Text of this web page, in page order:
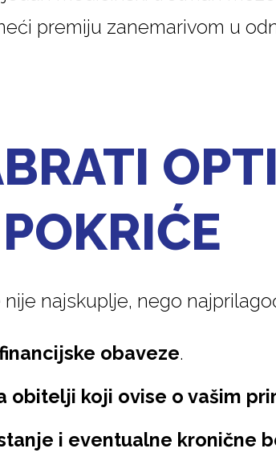
premiju zanemarivom u
najskuplje, nego
obaveze.
obitelji koji ovise o vašim
i eventualne kronične